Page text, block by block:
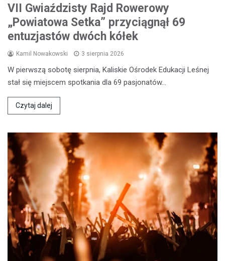
VII Gwiaździsty Rajd Rowerowy
„Powiatowa Setka” przyciągnął 69
entuzjastów dwóch kółek
Kamil Nowakowski 3 sierpnia 2026
W pierwszą sobotę sierpnia, Kaliskie Ośrodek Edukacji Leśnej
stał się miejscem spotkania dla 69 pasjonatów…
Czytaj dalej